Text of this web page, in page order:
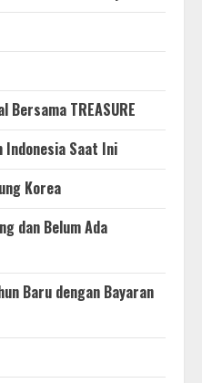
TREASURE
Saat Ini
Korea
dan Belum Ada
Baru dengan Bayaran